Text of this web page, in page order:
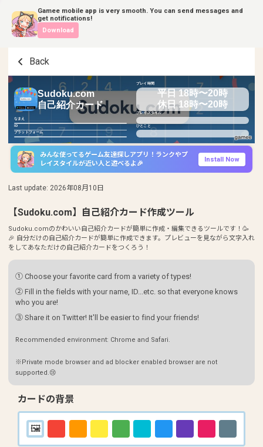
Gamee mobile app is very smooth. You can send messages and
get notifications!
Download
Back
Sudoku.com
自己紹介カード
なまえ
ID
プラットフォーム
プレイ時間
平日 18時〜20時
休日 18時〜20時
プレイスタイル
ひとこと
みんな使ってるゲーム友達探しアプリ！ランクやプ
レイスタイルが近い人と遊べるよ🎉
Install Now
Last update: 2026年08月10日
【Sudoku.com】自己紹介カード作成ツール
Sudoku.comのかわいい自己紹介カードが簡単に作成・編集できるツールです！🥳
🎉 自分だけの自己紹介カードが簡単に作成できます。プレビューを見ながら文字入れ
をしてあなただけの自己紹介カードをつくろう！
① Choose your favorite card from a variety of types!
② Fill in the fields with your name, ID...etc. so that everyone knows
who you are!
③ Share it on Twitter! It'll be easier to find your friends!
Recommended environment: Chrome and Safari.
※Private mode browser and ad blocker enabled browser are not
supported.😢
カードの背景